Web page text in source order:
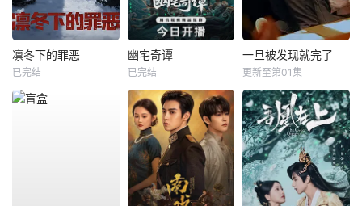
凛冬下的罪恶
已完结
幽宅奇谭
已完结
一旦被发现就完了
更新至第01集